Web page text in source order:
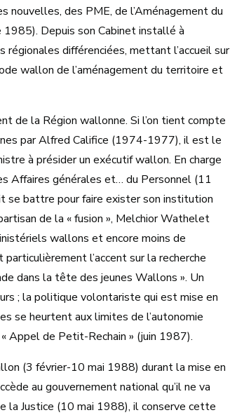
nouvelles, des PME, de l’Aménagement du
Depuis son Cabinet installé à
différenciées, mettant l’accueil sur
wallon de l’aménagement du territoire et
de la Région wallonne. Si l’on tient compte
par Alfred Califice (1974-1977), il est le
à présider un exécutif wallon. En charge
Affaires générales et… du Personnel (11
battre pour faire exister son institution
de la « fusion », Melchior Wathelet
wallons et encore moins de
l’accent sur la recherche
dans la tête des jeunes Wallons ». Un
; la politique volontariste qui est mise en
se heurtent aux limites de l’autonomie
Appel de Petit-Rechain » (juin 1987).
(3 février-10 mai 1988) durant la mise en
au gouvernement national qu’il ne va
la Justice (10 mai 1988), il conserve cette